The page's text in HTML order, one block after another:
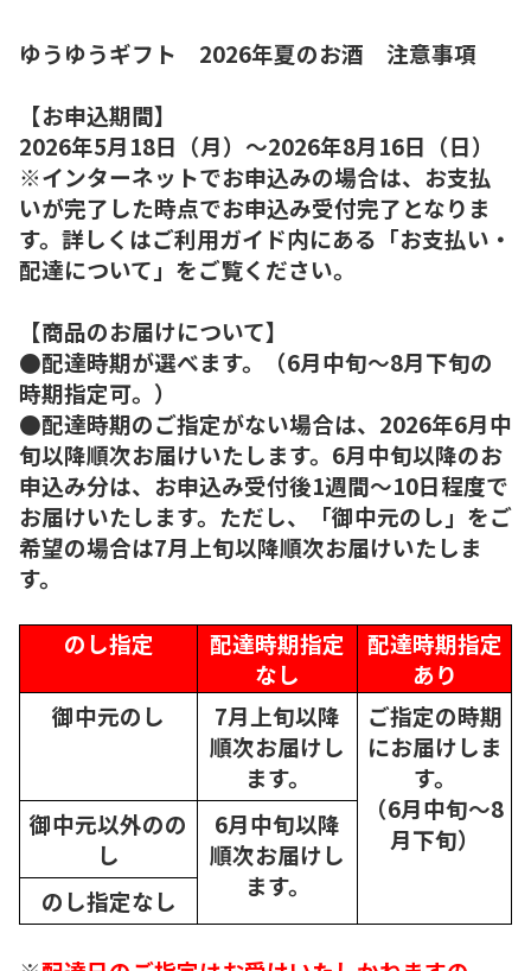
ゆうゆうギフト 2026年夏のお酒 注意事項
【お申込期間】
2026年5月18日（月）～2026年8月16日（日）
※インターネットでお申込みの場合は、お支払
いが完了した時点でお申込み受付完了となりま
す。詳しくはご利用ガイド内にある「お支払い・
配達について」をご覧ください。
【商品のお届けについて】
●配達時期が選べます。（6月中旬～8月下旬の
時期指定可。）
●配達時期のご指定がない場合は、2026年6月中
旬以降順次お届けいたします。6月中旬以降のお
申込み分は、お申込み受付後1週間～10日程度で
お届けいたします。ただし、「御中元のし」をご
希望の場合は7月上旬以降順次お届けいたしま
す。
のし指定
配達時期指定
なし
配達時期指定
あり
御中元のし
7月上旬以降
順次お届けし
ます。
ご指定の時期
にお届けしま
す。
（6月中旬～8
月下旬）
御中元以外のの
し
6月中旬以降
順次お届けし
ます。
のし指定なし